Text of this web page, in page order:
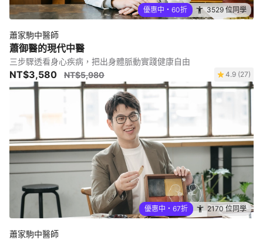
優惠中・60折 3529 位同學
蕭家駒中醫師
蕭御醫的現代中醫
三步驟透看身心疾病，把出身體脈動實踐健康自由
NT$3,580 NT$5,980 4.9 (27)
優惠中・67折 2170 位同學
蕭家駒中醫師